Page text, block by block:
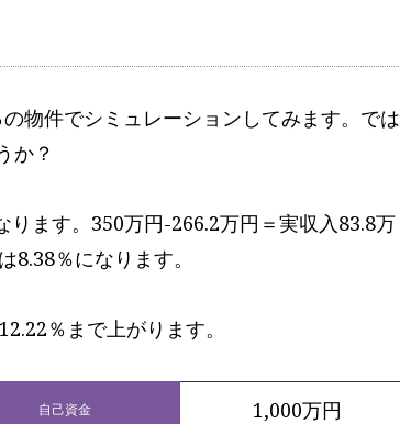
物件でシミュレーションしてみます。では
か？
ます。350万円-266.2万円＝実収入83.8万
％になります。
％まで上がります。
自己資金 1,000万円